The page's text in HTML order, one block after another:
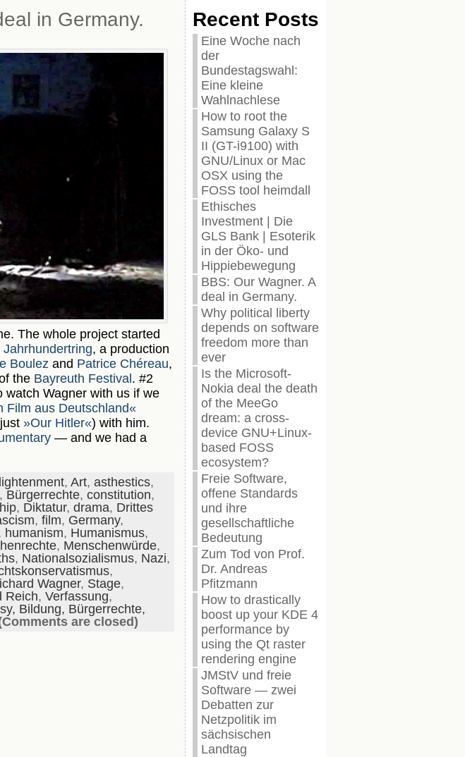
in Germany.
The whole project started
Jahrhundertring, a production
Boulez and Patrice Chéreau,
the Bayreuth Festival. #2
watch Wagner with us if we
Film aus Deutschland«
»Our Hitler«) with him.
— and we had a
, Art, asthestics,
, Bürgerrechte, constitution,
, Diktatur, drama, Drittes
, film, Germany,
humanism, Humanismus,
, Menschenwürde,
, Nationalsozialismus, Nazi,
,
Wagner, Stage,
Reich, Verfassung,
Bildung, Bürgerrechte,
are closed)
Recent Posts
Eine Woche nach
der
Bundestagswahl:
Eine kleine
Wahlnachlese
How to root the
Samsung Galaxy S
II (GT-i9100) with
GNU/Linux or Mac
OSX using the
FOSS tool heimdall
Ethisches
Investment | Die
GLS Bank | Esoterik
in der Öko- und
Hippiebewegung
BBS: Our Wagner. A
deal in Germany.
Why political liberty
depends on software
freedom more than
ever
Is the Microsoft-
Nokia deal the death
of the MeeGo
dream: a cross-
device GNU+Linux-
based FOSS
ecosystem?
Freie Software,
offene Standards
und ihre
gesellschaftliche
Bedeutung
Zum Tod von Prof.
Dr. Andreas
Pfitzmann
How to drastically
boost up your KDE 4
performance by
using the Qt raster
rendering engine
JMStV und freie
Software — zwei
Debatten zur
Netzpolitik im
sächsischen
Landtag